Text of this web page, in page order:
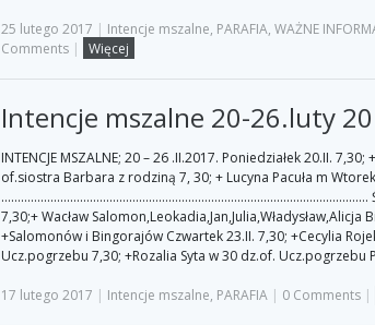
25 lutego 2017 | Intencje mszalne, PARAFIA, WAŻNE
Comments | Więcej
Intencje mszalne 20-26.luty
INTENCJE MSZALNE; 20 – 26 .II.2017. Poniedziałek 20.II.
of.siostra Barbara z rodziną 7, 30; + Lucyna Pacuła m
………………………………………………………………………………………………….
7,30;+ Wacław Salomon,Leokadia,Jan,Julia,Władysław,Alicja
+Salomonów i Bingorajów Czwartek 23.II. 7,30; +Cecylia
Ucz.pogrzebu 7,30; +Rozalia Syta w 30 dz.of. Ucz.pogrzebu
17 lutego 2017 | Intencje mszalne, PARAFIA | 0 Comments |